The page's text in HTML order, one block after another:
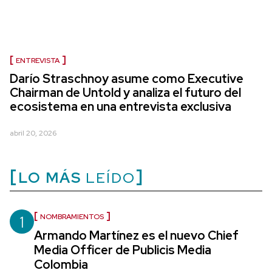
ENTREVISTA
Darío Straschnoy asume como Executive
Chairman de Untold y analiza el futuro del
ecosistema en una entrevista exclusiva
abril 20, 2026
LO MÁS LEÍDO
1 NOMBRAMIENTOS
Armando Martínez es el nuevo Chief
Media Officer de Publicis Media
Colombia